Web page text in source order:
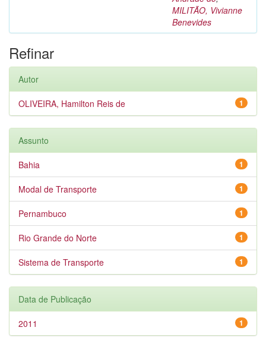
MILITÃO, Vivianne
Benevides
Refinar
Autor
1
OLIVEIRA, Hamilton Reis de
Assunto
1
Bahia
1
Modal de Transporte
1
Pernambuco
1
Rio Grande do Norte
1
Sistema de Transporte
Data de Publicação
1
2011